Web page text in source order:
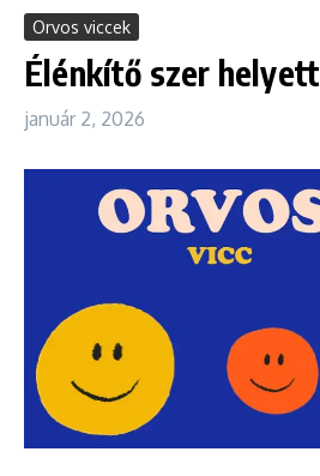
Orvos viccek
Élénkítő szer helyett
január 2, 2026